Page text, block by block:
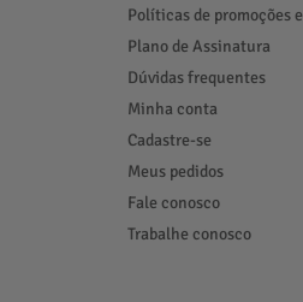
Políticas de promoções
Plano de Assinatura
Dúvidas frequentes
Minha conta
Cadastre-se
Meus pedidos
Fale conosco
Trabalhe conosco